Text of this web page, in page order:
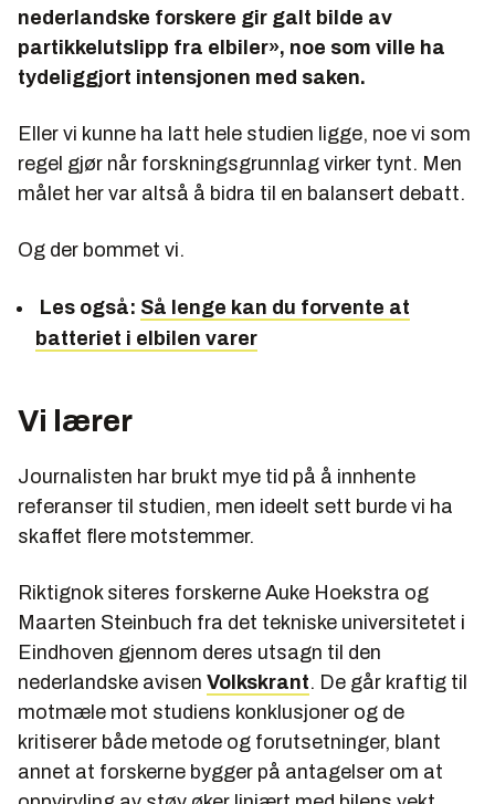
nederlandske forskere gir galt bilde av
partikkelutslipp fra elbiler», noe som ville ha
tydeliggjort intensjonen med saken.
Eller vi kunne ha latt hele studien ligge, noe vi som
regel gjør når forskningsgrunnlag virker tynt. Men
målet her var altså å bidra til en balansert debatt.
Og der bommet vi.
Les også: Så lenge kan du forvente at
batteriet i elbilen varer
Vi lærer
Journalisten har brukt mye tid på å innhente
referanser til studien, men ideelt sett burde vi ha
skaffet flere motstemmer.
Riktignok siteres forskerne Auke Hoekstra og
Maarten Steinbuch fra det tekniske universitetet i
Eindhoven gjennom deres utsagn til den
nederlandske avisen Volkskrant. De går kraftig til
motmæle mot studiens konklusjoner og de
kritiserer både metode og forutsetninger, blant
annet at forskerne bygger på antagelser om at